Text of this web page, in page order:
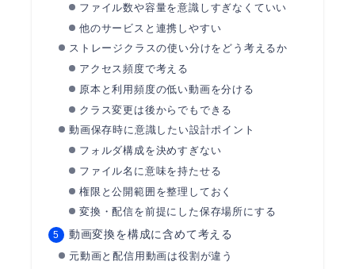
ファイル数や容量を意識しすぎなくていい
他のサービスと連携しやすい
ストレージクラスの使い分けをどう考えるか
アクセス頻度で考える
原本と利用頻度の低い動画を分ける
クラス変更は後からでもできる
動画保存時に意識したい設計ポイント
フォルダ構成を決めすぎない
ファイル名に意味を持たせる
権限と公開範囲を整理しておく
変換・配信を前提にした保存場所にする
動画変換を構成に含めて考える
元動画と配信用動画は役割が違う